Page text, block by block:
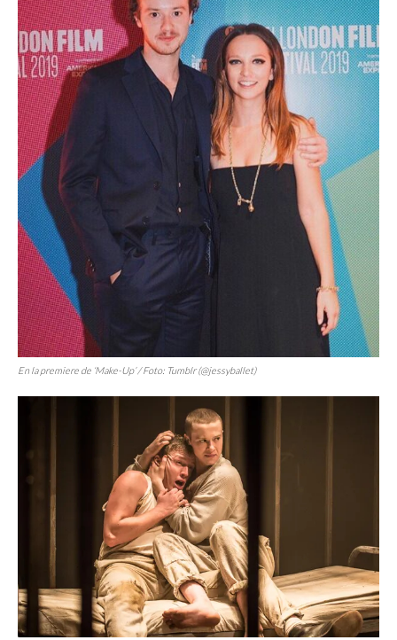
En lapremiere de ‘Make-Up’/ Foto: Tumblr (@jessyballet)